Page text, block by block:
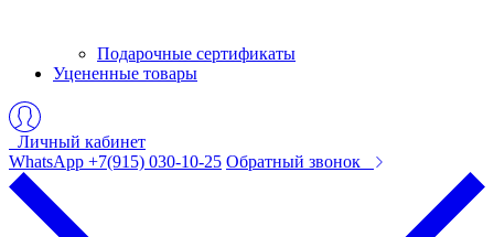
Подарочные сертификаты
Уцененные товары
Личный кабинет
WhatsApp +7(915) 030-10-25 Обратный звонок